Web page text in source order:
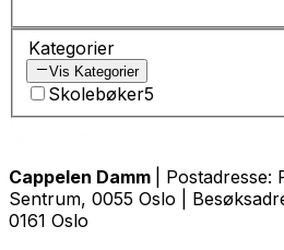
Kategorier
Vis Kategorier
Skolebøker5
Cappelen Damm
|
Sentrum, 0055 Oslo |
0161 Oslo